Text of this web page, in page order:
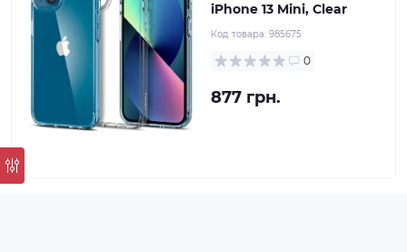
iPhone 13 Mini, Clear
Код товара: 985675
0
877 грн.